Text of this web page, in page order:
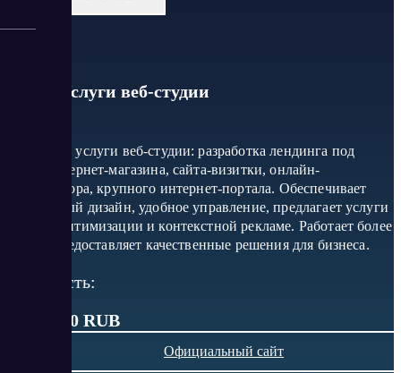
Divly: Услуги веб-студии
Основные услуги веб-студии: разработка лендинга под
ключ, интернет-магазина, сайта-визитки, онлайн-
калькулятора, крупного интернет-портала. Обеспечивает
адаптивный дизайн, удобное управление, предлагает услуги
по SEO-оптимизации и контекстной рекламе. Работает более
10 лет, предоставляет качественные решения для бизнеса.
Стоимость:
от 34 990 RUB
Официальный сайт